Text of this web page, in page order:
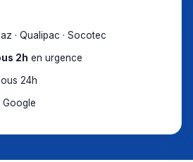
· Qualipac · Socotec
2h en urgence
24h
Google